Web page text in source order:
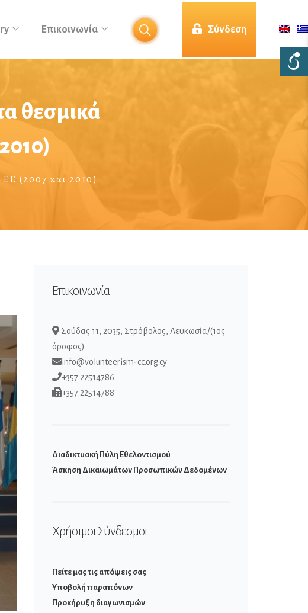
Επικοινωνία Σύνδεση
θεσμικά
ΕΕ (2007 και 2010)
Επικοινωνία
Σούδας 11, 2035, Στρόβολος, Λευκωσία/(1ος
όροφος)
info@volunteerism-cc.org.cy
+357 22514786
+357 22514788
Διαδικτυακή Πύλη Εθελοντισμού
Άσκηση Δικαιωμάτων Προσωπικών Δεδομένων
Χρήσιμοι Σύνδεσμοι
Πείτε μας τις απόψεις σας
Υποβολή παραπόνων
Προκήρυξη διαγωνισμών